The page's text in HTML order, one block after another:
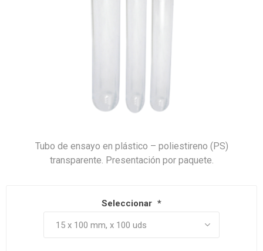
Tubo de ensayo en plástico – poliestireno (PS)
transparente. Presentación por paquete.
Seleccionar *